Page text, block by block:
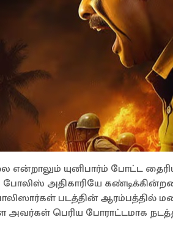
என்றாலும் யுனிபார்ம் போட்ட
அதிகாரியே
படத்தின் ஆரம்பத்தில்
அவர்கள் பெரிய போராட்டமாக நடத்த